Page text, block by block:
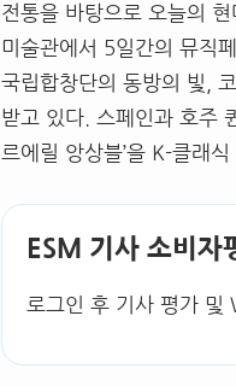
전통을 바탕으로 오늘의
미술관에서 5일간의 뮤직
국립합창단의 동방의 빛,
받고 있다. 스페인과 호주
르에릴 앙상블’을 K-클래
ESM 기사 소비자
로그인 후 기사 평가 및